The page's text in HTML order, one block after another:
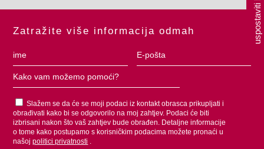
Zatražite više informacija odmah
Slažem se da će se moji podaci iz kontakt obrasca prikupljati i
obrađivati kako bi se odgovorilo na moj zahtjev. Podaci će biti
izbrisani nakon što vaš zahtjev bude obrađen. Detaljne informacije
o tome kako postupamo s korisničkim podacima možete pronaći u
našojpolitici privatnosti .